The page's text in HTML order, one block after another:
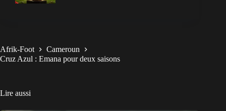
Afrik-Foot
Cameroun
Cruz Azul : Emana pour deux saisons
Lire aussi